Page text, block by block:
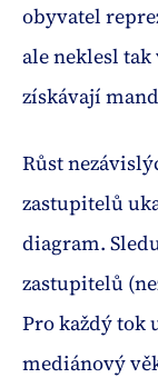
obyvatel
ale neklesl
získávají
Růst
zastupitelů
diagram.
zastupitelů
Pro každý tok
mediánový